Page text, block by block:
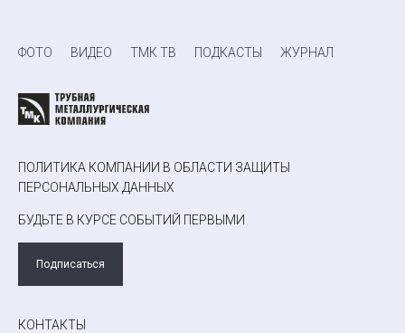
ФОТО ВИДЕО ТМК ТВ ПОДКАСТЫ ЖУРНАЛ
ПОЛИТИКА КОМПАНИИ В ОБЛАСТИ ЗАЩИТЫ
ПЕРСОНАЛЬНЫХ ДАННЫХ
БУДЬТЕ В КУРСЕ СОБЫТИЙ ПЕРВЫМИ
Подписаться
КОНТАКТЫ